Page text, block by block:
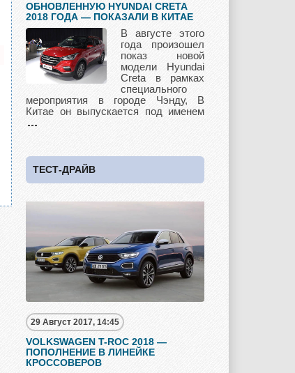
Saab Scion Seat
Skoda Ssang Yong Subaru
Suzuki
Volkswagen Volvo
ОБНОВЛЕННУЮ HYUNDAI CRETA
2018 ГОДА — ПОКАЗАЛИ В КИТАЕ
В августе этого
года произошел
показ новой
модели Hyundai
Creta в рамках
специального
мероприятия в городе Чэнду, В
Китае он выпускается под именем
ТЕСТ-ДРАЙВ
29 Август 2017, 14:45
VOLKSWAGEN T-ROC 2018 —
ПОПОЛНЕНИЕ В ЛИНЕЙКЕ
КРОССОВЕРОВ